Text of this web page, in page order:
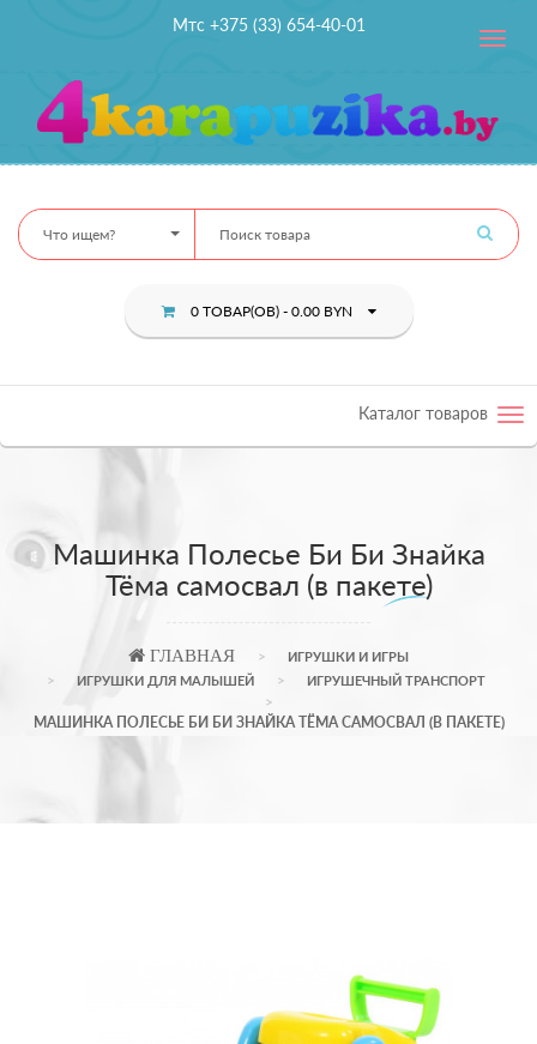
Мтс +375 (33) 654-40-01
Toggle
Что ищем?
0 ТОВАР(ОВ) - 0.00 BYN
Каталог товаров
Машинка Полесье Би Би Знайка
Тёма самосвал (в пакете)
ГЛАВНАЯ
ИГРУШКИ И ИГРЫ
ИГРУШКИ ДЛЯ МАЛЫШЕЙ
ИГРУШЕЧНЫЙ ТРАНСПОРТ
МАШИНКА ПОЛЕСЬЕ БИ БИ ЗНАЙКА ТЁМА САМОСВАЛ (В ПАКЕТЕ)